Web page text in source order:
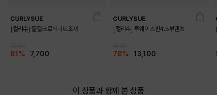
CURLYSUE
[컬리수] 물결크로쉐니트조끼
81% 7,700
CURLYSUE
[컬리수] 투웨이스판4.5부팬츠
78% 13,100
이 상품과 함께 본 상품